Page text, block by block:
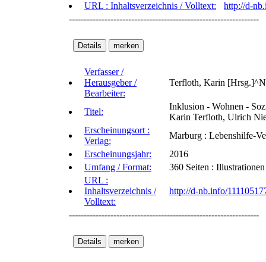
URL : Inhaltsverzeichnis / Volltext:
http://d-
----------------------------------------------------------------
Verfasser /
Herausgeber /
Bearbeiter:
Terfloth, Karin
Titel:
Inklusion - Wohnen -
Karin Terfloth, Ulrich
Erscheinungsort :
Verlag:
Marburg : Lebenshilfe-
Erscheinungsjahr:
2016
Umfang / Format:
360 Seiten :
URL :
Inhaltsverzeichnis /
Volltext:
http://d-nb.info/
----------------------------------------------------------------